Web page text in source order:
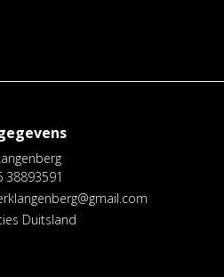
38893591
Duitsland